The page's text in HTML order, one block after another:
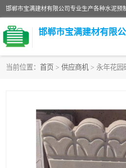
邯郸市宝满建材有限
当前位置： 首页 > 供应商机 > 永年花园
面包砖
水泥构件
花岗岩路岩石